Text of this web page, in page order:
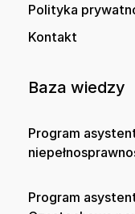
Polityka
Kontakt
Baza wiedzy
Program
Program